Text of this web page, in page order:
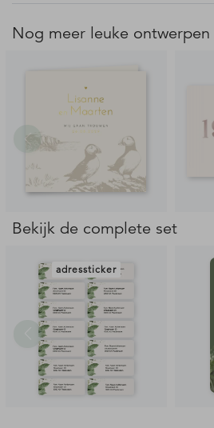
Nog meer leuke ontwerpen
Bekijk de complete set
adressticker